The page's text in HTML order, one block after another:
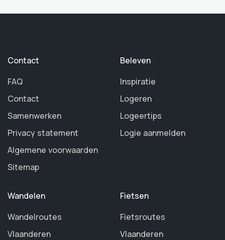
Contact
FAQ
Contact
Samenwerken
Privacy statement
Algemene voorwaarden
Sitemap
Beleven
Inspiratie
Logeren
Logeertips
Logie aanmelden
Wandelen
Wandelroutes
Vlaanderen
Fietsen
Fietsroutes
Vlaanderen